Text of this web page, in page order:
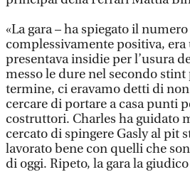
«La gara – ha spiegato il
complessivamente positiva, era
presentava insidie per l’usura
messo le dure nel secondo
termine, ci eravamo detti di
cercare di portare a casa punti
costruttori. Charles ha guidato
cercato di spingere Gasly al pit
lavorato bene con quelli che
di oggi. Ripeto, la gara la